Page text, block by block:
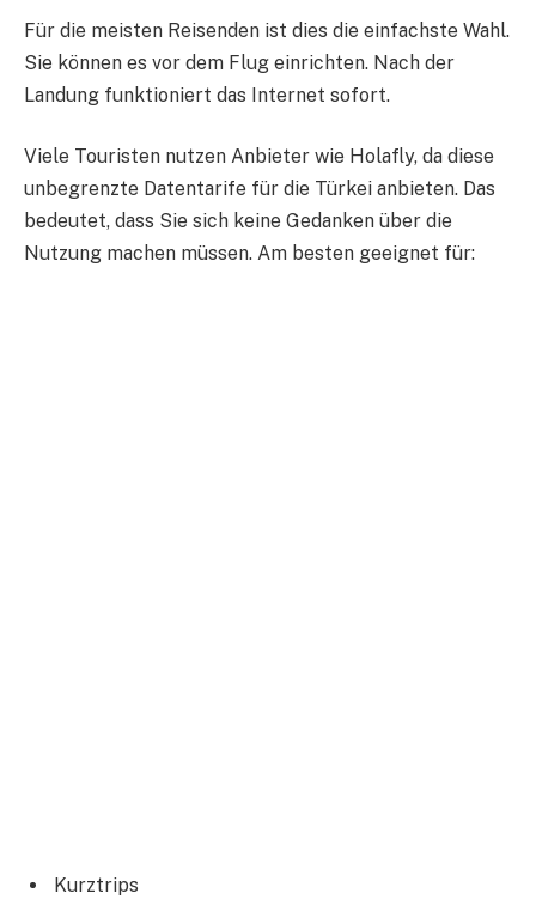
Für die meisten Reisenden ist dies die einfachste Wahl.
Sie können es vor dem Flug einrichten. Nach der
Landung funktioniert das Internet sofort.
Viele Touristen nutzen Anbieter wie Holafly, da diese
unbegrenzte Datentarife für die Türkei anbieten. Das
bedeutet, dass Sie sich keine Gedanken über die
Nutzung machen müssen. Am besten geeignet für:
Kurztrips